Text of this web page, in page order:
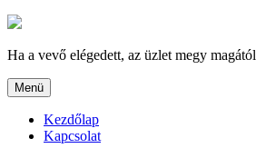
Tartalomhoz
Ha a vevő elégedett, az üzlet megy magától
Menü
Kezdőlap
Kapcsolat